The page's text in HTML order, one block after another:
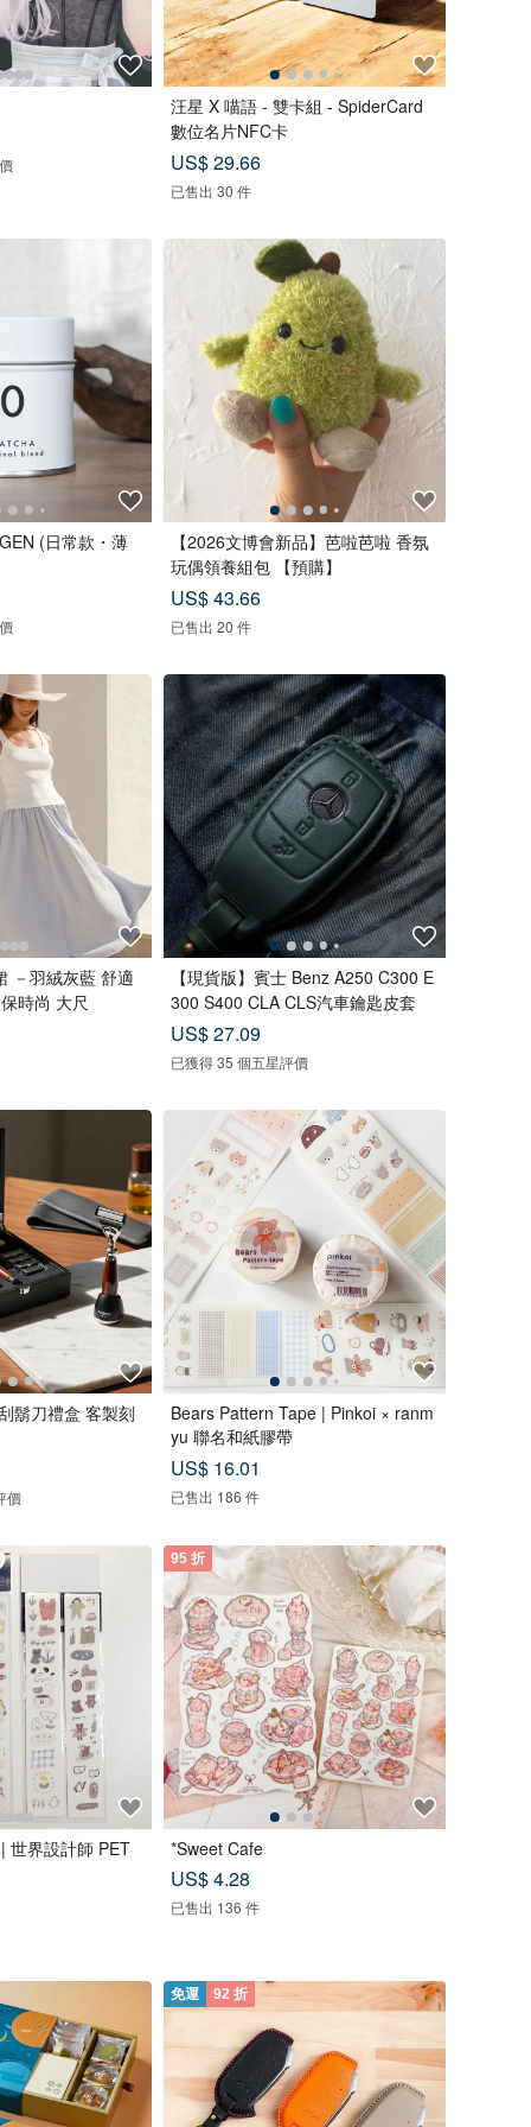
汪星 X 喵語 - 雙卡組 - SpiderCard
數位名片NFC卡
US$ 29.66
已售出 30 件
(日常款・薄
【2026文博會新品】芭啦芭啦 香氛
玩偶領養組包 【預購】
US$ 43.66
已售出 20 件
－羽絨灰藍 舒適
時尚 大尺
【現貨版】賓士 Benz A250 C300 E
300 S400 CLA CLS汽車鑰匙皮套
US$ 27.09
已獲得 35 個五星評價
鬍刀禮盒 客製刻
價
Bears Pattern Tape | Pinkoi × ranm
yu 聯名和紙膠帶
US$ 16.01
已售出 186 件
世界設計師 PET
95 折
*Sweet Cafe
US$ 4.28
已售出 136 件
免運 92 折